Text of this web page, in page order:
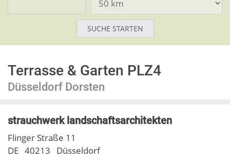
Terrasse & Garten PLZ4
Düsseldorf Dorsten
strauchwerk landschaftsarchitekten
Flinger Straße 11
DE 40213 Düsseldorf